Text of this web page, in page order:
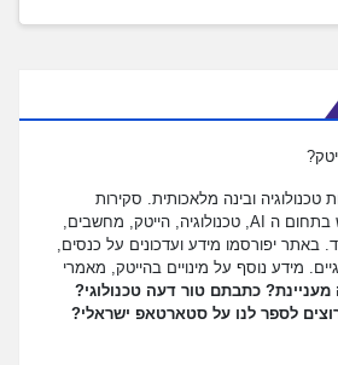
ובינה מלאכותית. סקירות
טכנולוגיות וכל מה שחדש בתחום ה AI, טכנולוגיה, הייטק, מחשבים,
באתר יפורסמו מידע ועדכונים על כנסים,
מידע נוסף על מינויים בהייטק, מאמרי
מעניינת? כתבתם טור דעה טכנולוגי?
לספר לנו על סטארטאפ ישראלי?